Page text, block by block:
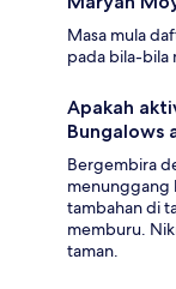
Masa mula
pada bila-bila
Apakah
Bungalows
Bergembira
menunggang
tambahan di
memburu.
taman.